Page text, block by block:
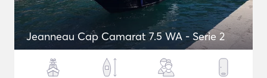
Jeanneau Cap Camarat 7.5 WA - Serie 2